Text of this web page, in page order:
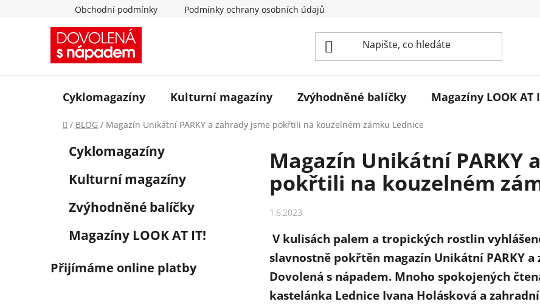
Obchodní podmínky Podmínky ochrany osobních údajů
Cyklomagazíny Kulturní magazíny Zvýhodněné balíčky Magazíny LOOK AT
Domů
/ BLOG / Magazín Unikátní PARKY a zahrady jsme pokřtili na kouzelném zámku Lednice
í
Přeskočit
kategorie
Cyklomagazíny
Kulturní magazíny
Zvýhodněné balíčky
Magazíny LOOK AT IT!
Přijímáme online platby
Magazín Unikátní PARKY
pokřtili na kouzelném
1.6.2023
V kulisách palem a tropických rostlin
slavnostně pokřtěn magazín Unikátní PARKY
Dovolená s nápadem. Mnoho spokojených
kastelánka Lednice Ivana Holásková a